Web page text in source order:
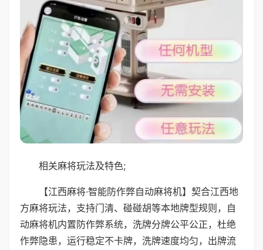
相关麻将玩法及特色;
【江西麻将·智能防作弊自动麻将机】契合江西地
方麻将玩法，支持门清、碰碰胡等本地牌型规则，自
动麻将机内置防作弊系统，洗牌分牌公平公正，杜绝
作弊隐患，运行稳定不卡牌，洗牌速度均匀，出牌流